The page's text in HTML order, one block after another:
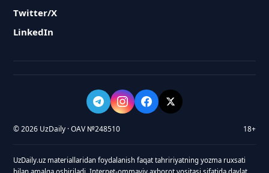
Twitter/X
LinkedIn
© 2026 UzDaily · OAV №248510 18+
UzDaily.uz materiallaridan foydalanish faqat tahririyatning yozma ruxsati